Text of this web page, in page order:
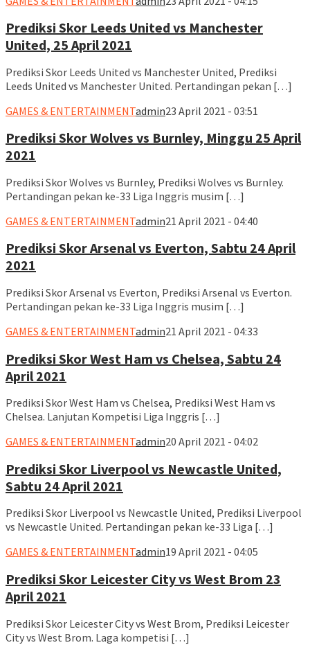
Prediksi Skor Leeds United vs Manchester
United, 25 April 2021
Prediksi Skor Leeds United vs Manchester United, Prediksi
Leeds United vs Manchester United. Pertandingan pekan […]
GAMES & ENTERTAINMENTadmin23 April 2021 - 03:51
Prediksi Skor Wolves vs Burnley, Minggu 25 April
2021
Prediksi Skor Wolves vs Burnley, Prediksi Wolves vs Burnley.
Pertandingan pekan ke-33 Liga Inggris musim […]
GAMES & ENTERTAINMENTadmin21 April 2021 - 04:40
Prediksi Skor Arsenal vs Everton, Sabtu 24 April
2021
Prediksi Skor Arsenal vs Everton, Prediksi Arsenal vs Everton.
Pertandingan pekan ke-33 Liga Inggris musim […]
GAMES & ENTERTAINMENTadmin21 April 2021 - 04:33
Prediksi Skor West Ham vs Chelsea, Sabtu 24
April 2021
Prediksi Skor West Ham vs Chelsea, Prediksi West Ham vs
Chelsea. Lanjutan Kompetisi Liga Inggris […]
GAMES & ENTERTAINMENTadmin20 April 2021 - 04:02
Prediksi Skor Liverpool vs Newcastle United,
Sabtu 24 April 2021
Prediksi Skor Liverpool vs Newcastle United, Prediksi Liverpool
vs Newcastle United. Pertandingan pekan ke-33 Liga […]
GAMES & ENTERTAINMENTadmin19 April 2021 - 04:05
Prediksi Skor Leicester City vs West Brom 23
April 2021
Prediksi Skor Leicester City vs West Brom, Prediksi Leicester
City vs West Brom. Laga kompetisi […]